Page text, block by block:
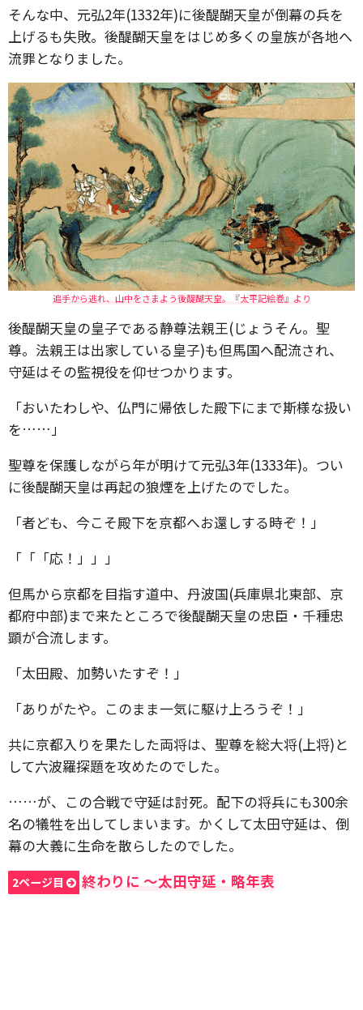
そんな中、元弘2年(1332年)に後醍醐天皇が倒幕の兵を
上げるも失敗。後醍醐天皇をはじめ多くの皇族が各地へ
流罪となりました。
追手から逃れ、山中をさまよう後醍醐天皇。『太平記絵巻』より
後醍醐天皇の皇子である静尊法親王(じょうそん。聖
尊。法親王は出家している皇子)も但馬国へ配流され、
守延はその監視役を仰せつかります。
「おいたわしや、仏門に帰依した殿下にまで斯様な扱い
を……」
聖尊を保護しながら年が明けて元弘3年(1333年)。つい
に後醍醐天皇は再起の狼煙を上げたのでした。
「者ども、今こそ殿下を京都へお還しする時ぞ！」
「「「応！」」」
但馬から京都を目指す道中、丹波国(兵庫県北東部、京
都府中部)まで来たところで後醍醐天皇の忠臣・千種忠
顕が合流します。
「太田殿、加勢いたすぞ！」
「ありがたや。このまま一気に駆け上ろうぞ！」
共に京都入りを果たした両将は、聖尊を総大将(上将)と
して六波羅探題を攻めたのでした。
……が、この合戦で守延は討死。配下の将兵にも300余
名の犠牲を出してしまいます。かくして太田守延は、倒
幕の大義に生命を散らしたのでした。
2ページ目 終わりに 〜太田守延・略年表